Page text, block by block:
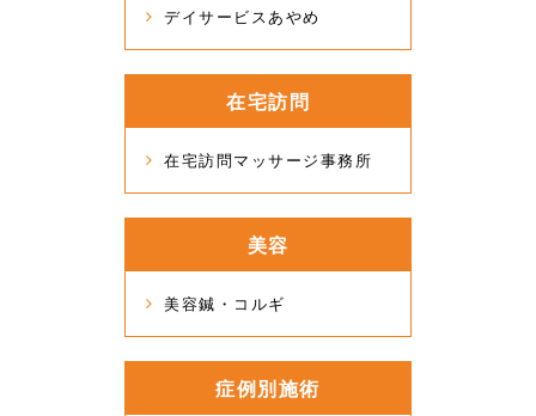
デイサービスあやめ
在宅訪問
在宅訪問マッサージ事務所
美容
美容鍼・コルギ
症例別施術